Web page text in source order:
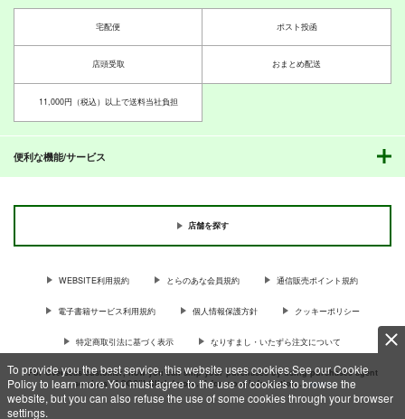
To provide you the best service, this website uses cookies.See our Cookie
Policy to learn more.You must agree to the use of cookies to browse the
website, but you can also refuse the use of some cookies through your browser
settings.
宅配便 ポスト投函
店頭受取 おまとめ配送
11,000円（税込）以上で送料当社負担
便利な機能/サービス
店舗を探す
WEBSITE利用規約 とらのあな会員規約 通信販売ポイント規約
電子書籍サービス利用規約 個人情報保護方針 クッキーポリシー
特定商取引法に基づく表示 なりすまし・いたずら注文について
For Overseas customer, now you can ship your purchases by using purchases agent
services “AOCS”! Click {more…} for more information …more